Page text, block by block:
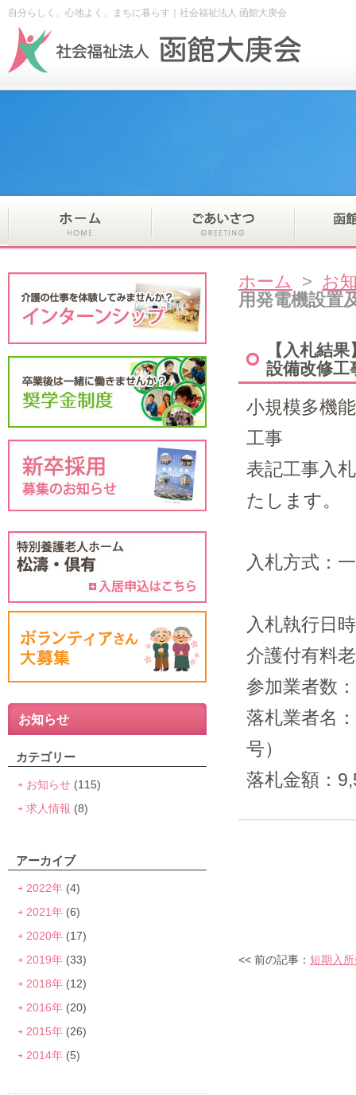
自分らしく、心地よく、まちに暮らす｜社会福祉法人 函館大庚会
ホーム > お
用発電機設置
【入札結
設備改修工
小規模多機
工事
表記工事入
たします。
入札方式：
入札執行日
介護付有料
参加業者数
落札業者名
号）
落札金額：
<< 前の記事： 短期入
お知らせ
カテゴリー
お知らせ (115)
求人情報 (8)
アーカイブ
2022年 (4)
2021年 (6)
2020年 (17)
2019年 (33)
2018年 (12)
2016年 (20)
2015年 (26)
2014年 (5)